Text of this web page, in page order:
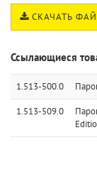
СКАЧАТЬ
Ссылающиеся
1.513-500.0
1.513-509.0